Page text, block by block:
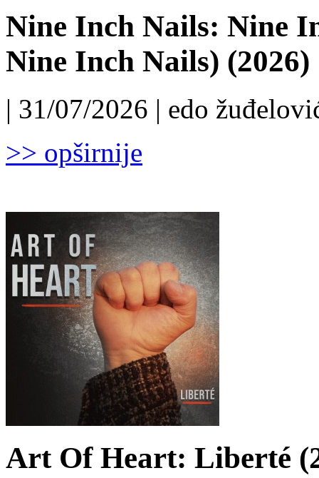
Nine Inch Nails: Nine
Nine Inch Nails) (2026)
| 31/07/2026 | edo
>> opširnije
Art Of Heart: Liberté